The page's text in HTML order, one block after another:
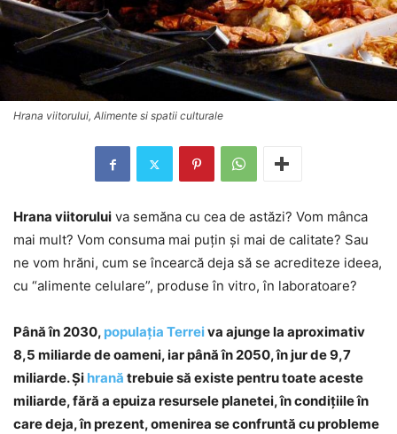
Hrana viitorului, Alimente si spatii culturale
Hrana viitorului va semăna cu cea de astăzi? Vom mânca
mai mult? Vom consuma mai puţin şi mai de calitate? Sau
ne vom hrăni, cum se încearcă deja să se acrediteze ideea,
cu “alimente celulare”, produse în vitro, în laboratoare?
Până în 2030, populaţia Terreiva ajunge la aproximativ
8,5 miliarde de oameni, iar până în 2050, în jur de 9,7
miliarde. Şi hrană trebuie să existe pentru toate aceste
miliarde, fără a epuiza resursele planetei, în condiţiile în
care deja, în prezent, omenirea se confruntă cu probleme